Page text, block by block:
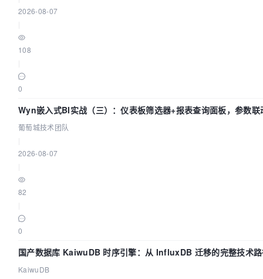
2026-08-07
108
0
Wyn嵌入式BI实战（三）：仪表板筛选器+报表查询面板，参数联
闭环
葡萄城技术团队
2026-08-07
82
0
国产数据库 KaiwuDB 时序引擎：从 InfluxDB 迁移的完整技术
KaiwuDB